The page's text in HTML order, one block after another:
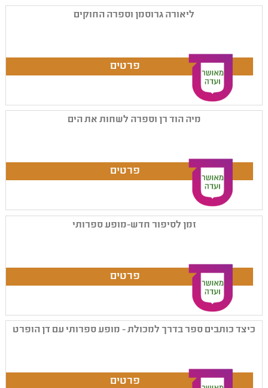
ליאורה גרוסמן וספרה החוקים
מיה הוד רן וספרה לשחות את הים
זמן לסיפור חדש-מופע ספרותי
כיצד כותבים ספר בדרך למכולת - מופע ספרותי עם דן הופרט